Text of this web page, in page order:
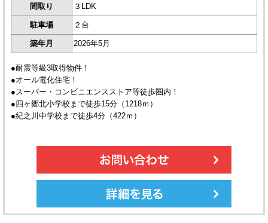
間取り ３LDK
駐車場 ２台
築年月 2026年5月
●耐震等級3取得物件！
●オール電化住宅！
●スーパー・コンビニエンスストア等徒歩圏内！
●四ヶ郷北小学校まで徒歩15分（1218ｍ）
●紀之川中学校まで徒歩4分（422ｍ）